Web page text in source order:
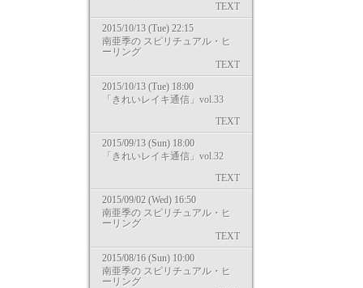
TEXT
2015/10/13 (Tue) 22:15
南亜季の スピリチュアル・ヒ
ーリング
TEXT
2015/10/13 (Tue) 18:00
「きれいレイキ通信」vol.33
TEXT
2015/09/13 (Sun) 18:00
「きれいレイキ通信」vol.32
TEXT
2015/09/02 (Wed) 16:50
南亜季の スピリチュアル・ヒ
ーリング
TEXT
2015/08/16 (Sun) 10:00
南亜季の スピリチュアル・ヒ
ーリング